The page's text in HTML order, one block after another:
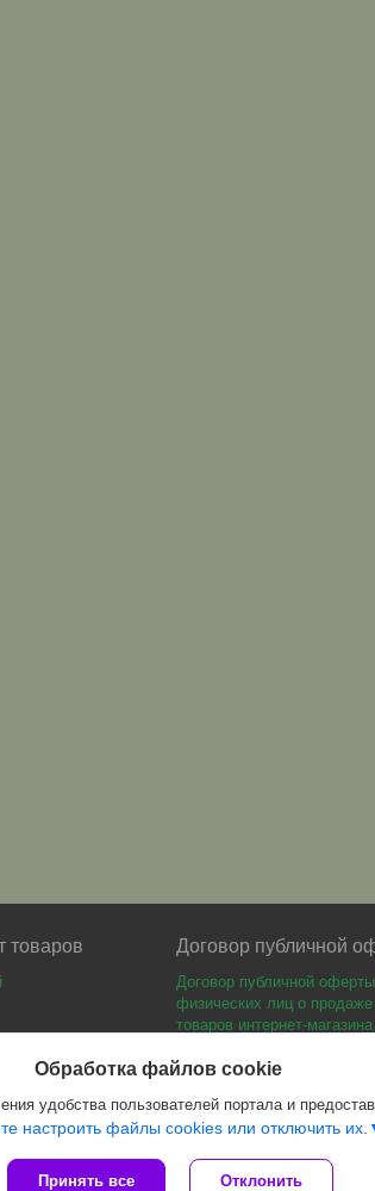
товаров Договор публичной
Договор публичной
физических лиц о продаже
товаров интернет-магазина
Сайт создан на платформе Deal.by
Обработка файлов cookie
удобства пользователей портала и
настроить файлы cookies или отключить их.
Принять все Отклонить